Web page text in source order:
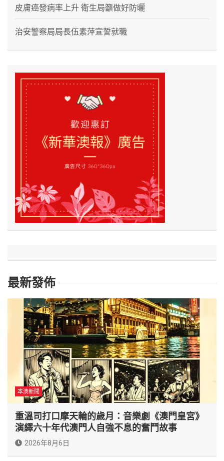
皮膚癌發病率上升 衛生局籲做好防曬
治安警察局局長伍素萍宣誓就職
最新發佈
本澳新聞
重溫司打口摩天輪的歲月：音樂劇《澳門皇宮》
演繹六十年代澳門人自強不息的奮鬥故事
2026年8月6日